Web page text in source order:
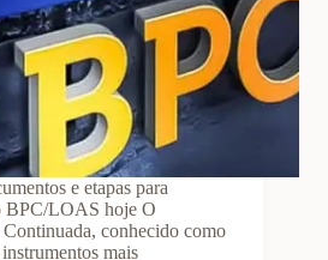
e etapas para
BPC/LOAS hoje O
conhecido como
mais